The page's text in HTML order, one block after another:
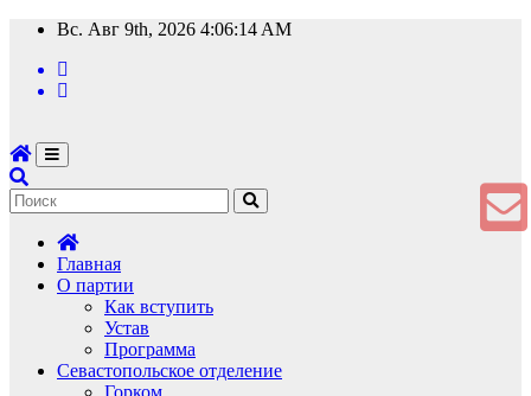
Перейти
содержимому
Вс. Авг 9th, 2026 4:06:14 AM
Главная
О партии
Как вступить
Устав
Программа
Севастопольское отделение
Горком